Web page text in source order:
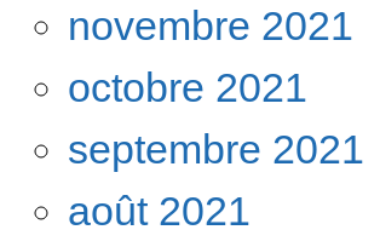
novembre 2021
octobre 2021
septembre 2021
août 2021